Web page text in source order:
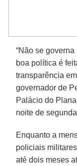
“Não se
boa política é
transparência
governador de
Palácio do
noite de
Enquanto a
policiais
até dois meses